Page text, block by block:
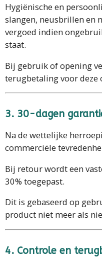
Hygiënische en
slangen, neusbrillen en
vergoed indien
staat.
Bij gebruik of opening
terugbetaling voor deze
3. 30-dagen
Na de wettelijke
commerciële
Bij retour wordt een
30% toegepast.
Dit is gebaseerd op
product niet meer als
4. Controle en